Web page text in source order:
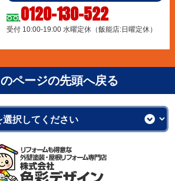
0120-130-522
受付 10:00-19:00 水曜定休（飯能店:日曜定休）
ページの先頭へ戻る